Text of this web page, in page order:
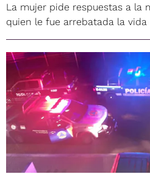
La mujer pide respuestas a la
quien le fue arrebatada la vida